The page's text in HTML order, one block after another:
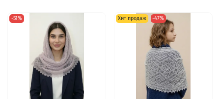
-51% Хит продаж -47%